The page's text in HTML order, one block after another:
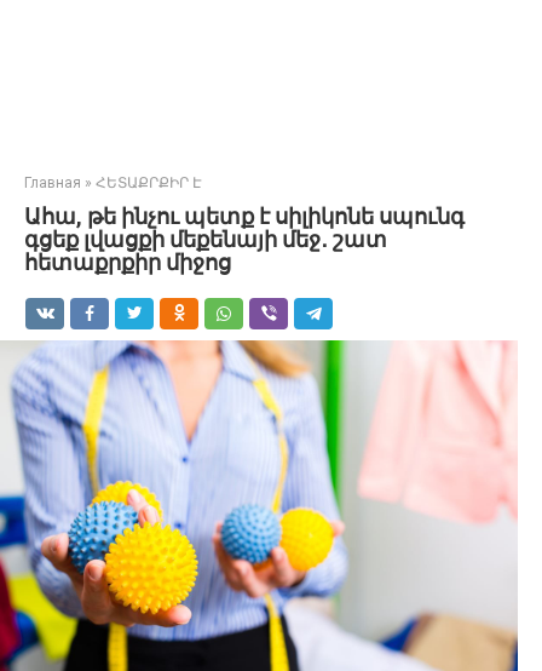
Главная » ՀԵՏԱՔՐՔԻՐ Է
Ահա, թե ինչու պետք է սիլիկոնե սպունգ
գցեք լվացքի մեքենայի մեջ․ շատ
հետաքրքիր միջոց